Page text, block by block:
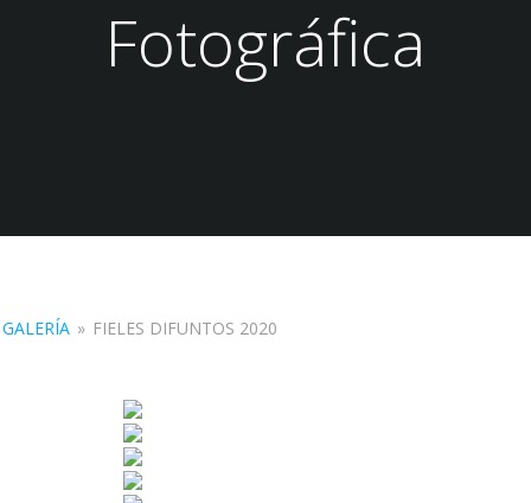
Fotográfica
GALERÍA » FIELES DIFUNTOS 2020